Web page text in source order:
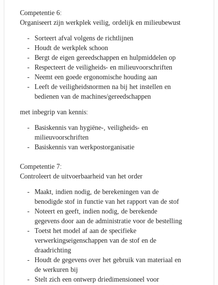
Competentie 6:
Organiseert zijn werkplek veilig, ordelijk en milieubewust
Sorteert afval volgens de richtlijnen
Houdt de werkplek schoon
Bergt de eigen gereedschappen en hulpmiddelen op
Respecteert de veiligheids- en milieuvoorschriften
Neemt een goede ergonomische houding aan
Leeft de veiligheidsnormen na bij het instellen en
bedienen van de machines/gereedschappen
met inbegrip van kennis:
Basiskennis van hygiëne-, veiligheids- en
milieuvoorschriften
Basiskennis van werkpostorganisatie
Competentie 7:
Controleert de uitvoerbaarheid van het order
Maakt, indien nodig, de berekeningen van de
benodigde stof in functie van het rapport van de stof
Noteert en geeft, indien nodig, de berekende
gegevens door aan de administratie voor de bestelling
Toetst het model af aan de specifieke
verwerkingseigenschappen van de stof en de
draadrichting
Houdt de gegevens over het gebruik van materiaal en
de werkuren bij
Stelt zich een ontwerp driedimensioneel voor